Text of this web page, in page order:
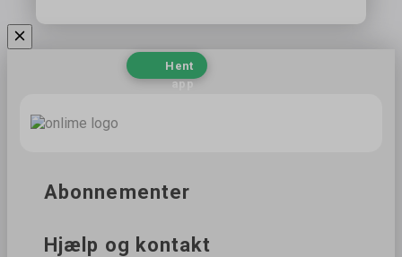
Hent
app
Abonnementer
Hjælp og kontakt